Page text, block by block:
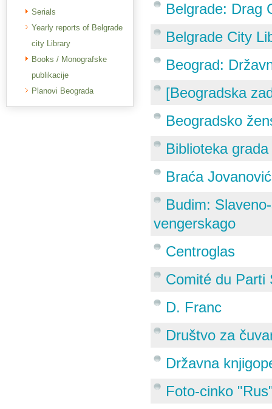
Serials
Yearly reports of Belgrade
city Library
Books / Monografske
publikacije
Planovi Beograda
Belgrade: Drag
Belgrade City
Beograd:
[Beogradska
Beogradsko
Biblioteka
Braća Jovanović
Budim:
vengerskago
Centroglas
Comité du Parti
D. Franc
Društvo za
Državna
Foto-cinko